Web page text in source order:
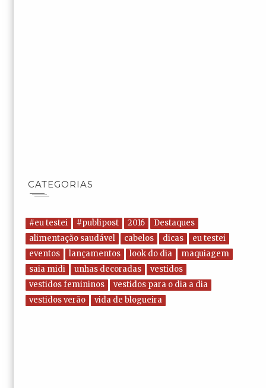
CATEGORIAS
#eu testei #publipost 2016
Destaques
alimentação saudável
cabelos dicas
eu testei
eventos
lançamentos look do dia
maquiagem
saia midi
unhas decoradas
vestidos
vestidos femininos
vestidos para o dia a dia
vestidos verão
vida de blogueira